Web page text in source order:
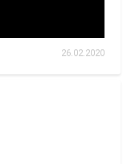
26.02.2020